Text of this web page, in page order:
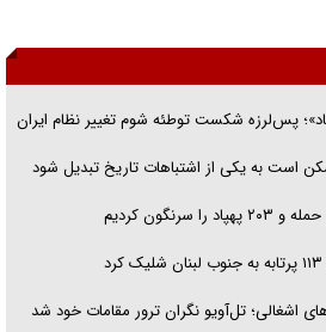
که در بیان بگنجد!
گزارش «جوان» از قوانین سخت‌گیرانه ۶ قاره در برابر یورش به پاسگاه‌های
حزب‌الله/ مقاومت نقشه راه آینده غرب آسیا
پس‌لرزه شکست توطئه شوم تغییر نظام ایران
است به یکی از اشتباهات تاریخ تبدیل شود
اشغالی؛ تل‌آویو نگران ترور مقامات خود شد